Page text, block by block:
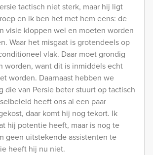
tactisch niet sterk, maar hij ligt
en ik ben het met hem eens: de
visie kloppen wel en moeten worden
Waar het misgaat is grotendeels op
vlak. Daar moet grondig
worden, want dit is inmiddels echt
worden. Daarnaast hebben we
die van Persie beter stuurt op tactisch
heeft ons al een paar
daar komt hij nog tekort. Ik
hij potentie heeft, maar is nog te
geen uitstekende assistenten te
heeft hij nu niet.